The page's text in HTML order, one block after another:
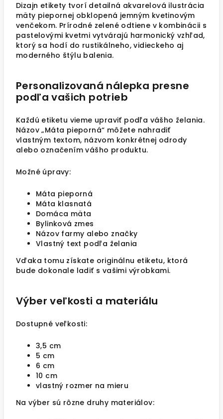
Dizajn etikety tvorí detailná akvarelová ilustrácia
mäty piepornej obklopená jemným kvetinovým
venčekom. Prírodné zelené odtiene v kombinácii s
pastelovými kvetmi vytvárajú harmonický vzhľad,
ktorý sa hodí do rustikálneho, vidieckeho aj
moderného štýlu balenia.
Personalizovaná nálepka presne
podľa vašich potrieb
Každú etiketu vieme upraviť podľa vášho želania.
Názov „Máta pieporná“ môžete nahradiť
vlastným textom, názvom konkrétnej odrody
alebo označením vášho produktu.
Možné úpravy:
Máta pieporná
Máta klasnatá
Domáca mäta
Bylinková zmes
Názov farmy alebo značky
Vlastný text podľa želania
Vďaka tomu získate originálnu etiketu, ktorá
bude dokonale ladiť s vašimi výrobkami.
Výber veľkosti a materiálu
Dostupné veľkosti:
3,5 cm
5 cm
6 cm
10 cm
vlastný rozmer na mieru
Na výber sú rôzne druhy materiálov: